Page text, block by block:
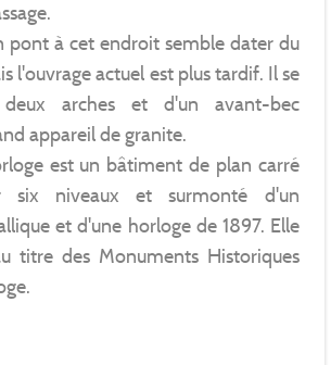
pont à cet endroit semble dater du
l'ouvrage actuel est plus tardif. Il se
arches et d'un avant-bec
appareil de granite.
est un bâtiment de plan carré
six niveaux et surmonté d'un
et d'une horloge de 1897. Elle
titre des Monuments Historiques